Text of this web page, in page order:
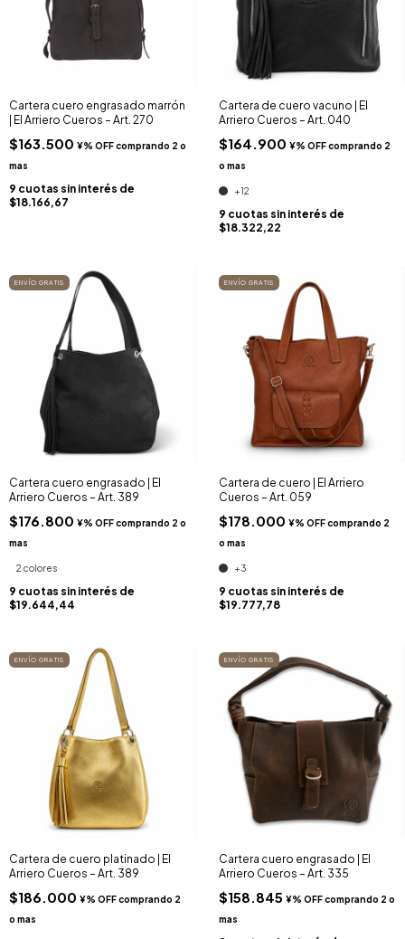
Cartera cuero engrasado marrón
| El Arriero Cueros – Art. 270
$163.500
9 cuotas sin interés de
$18.166,67
Cartera de cuero vacuno | El
Arriero Cueros – Art. 040
$164.900
+12
9 cuotas sin interés de
$18.322,22
ENVÍO GRATIS
Cartera cuero engrasado | El
Arriero Cueros – Art. 389
$176.800
2 colores
9 cuotas sin interés de
$19.644,44
ENVÍO GRATIS
Cartera de cuero | El Arriero
Cueros – Art. 059
$178.000
+3
9 cuotas sin interés de
$19.777,78
ENVÍO GRATIS
Cartera de cuero platinado | El
Arriero Cueros – Art. 389
$186.000
ENVÍO GRATIS
Cartera cuero engrasado | El
Arriero Cueros – Art. 335
$158.845